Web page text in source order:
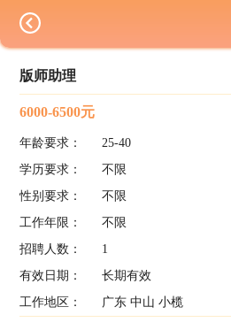
版师助理
6000-6500元
年龄要求：
25-40
学历要求：
不限
性别要求：
不限
工作年限：
不限
招聘人数：
1
有效日期：
长期有效
工作地区：
广东 中山 小榄